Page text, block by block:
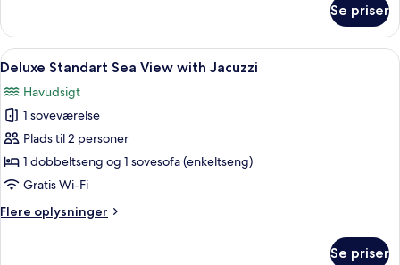
Large
Sea
View
Se priser
Indlæs
alle
billeder
af
Deluxe
Standart
Sea
with
Et hotelværelse med en stor seng,
3
Deluxe Standart Sea View with Jacuzzi
Havudsigt
1 soveværelse
Plads til 2 personer
1 dobbeltseng og 1 sovesofa (enkeltseng)
Gratis Wi-Fi
Flere oplysninger
Flere
Se priser